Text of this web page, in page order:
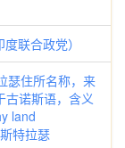
联合政党）
住所名称，来
古诺斯语，含义
land
特拉瑟